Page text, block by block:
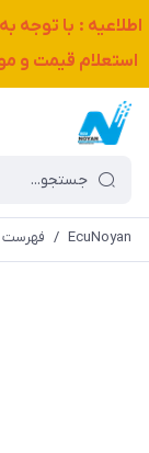
اطلاعیه : با
استعلام قیمت و
EcuNoyan
/